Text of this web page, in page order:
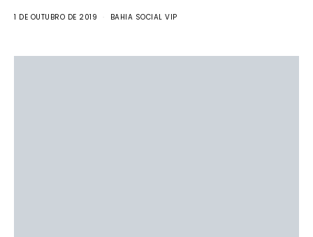
1 DE OUTUBRO DE 2019 BAHIA SOCIAL VIP